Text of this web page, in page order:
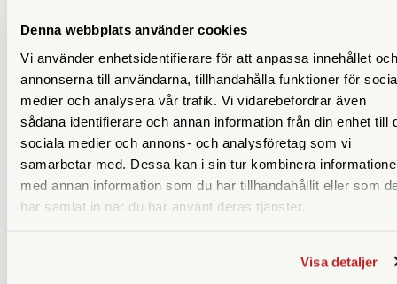
Denna webbplats använder cookies
Vi använder enhetsidentifierare för att anpassa innehållet och
annonserna till användarna, tillhandahålla funktioner för
medier och analysera vår trafik. Vi vidarebefordrar även
sådana identifierare och annan information från din enhet till
sociala medier och annons- och analysföretag som vi
samarbetar med. Dessa kan i sin tur kombinera
med annan information som du har tillhandahållit eller som
har samlat in när du har använt deras tjänster.
Visa detaljer
Dubbla minneskortplatser CFexpress Typ B och
SD/SDHC/SDXC med stöd för UHS-II (Ultra High Speed
Class 2)
Fujifilms omtyckta filmsimuleringslägen fungerar både vid
fotografering och videoinspelning
Wi-Fi för trådlös bildöverföring och Bluetooth för ständig,
strömsnål uppkoppling till telefon/surfplatta. Möjlighet att
fjärrstyra kameran med appen FUJIFILM Camera Remote